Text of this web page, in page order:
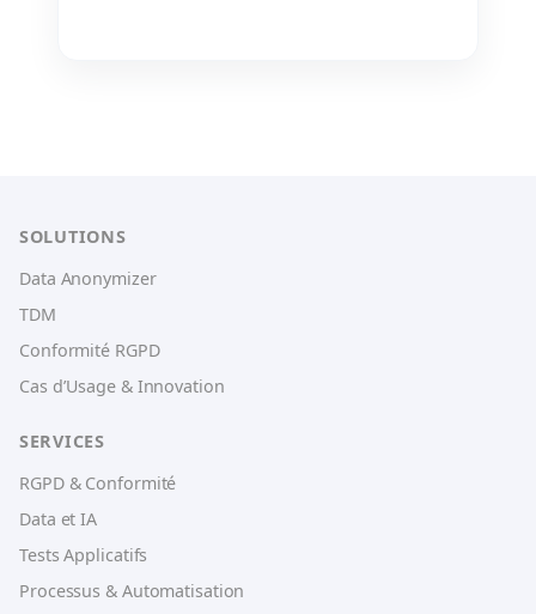
SOLUTIONS
Data Anonymizer
TDM
Conformité RGPD
Cas d’Usage & Innovation
SERVICES
RGPD & Conformité
Data et IA
Tests Applicatifs
Processus & Automatisation